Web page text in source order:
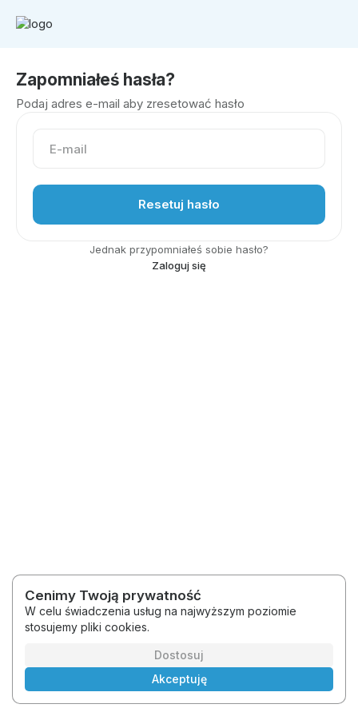
Zapomniałeś hasła?
Podaj adres e-mail aby zresetować hasło
Jednak przypomniałeś sobie hasło?
Zaloguj się
RegulaminPolityka prywatności
Cenimy Twoją prywatność
W celu świadczenia usług na najwyższym poziomie
stosujemy pliki cookies.
Dostosuj
Akceptuję